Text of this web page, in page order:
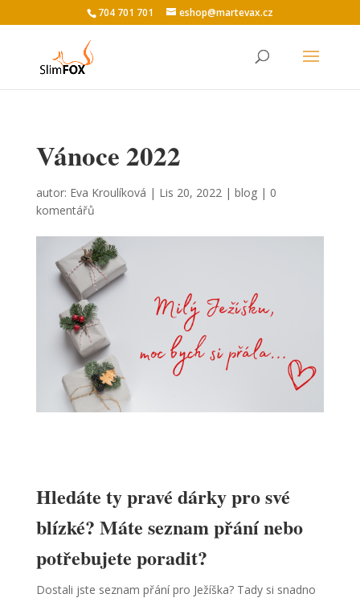
704 701 701 eshop@martevax.cz
Vánoce 2022
autor: Eva Kroulíková | Lis 20, 2022| blog| 0
komentářů
Hledáte ty pravé dárky pro své
blízké? Máte seznam přání nebo
potřebujete poradit?
Dostali jste seznam přání pro Ježíška? Tady si snadno